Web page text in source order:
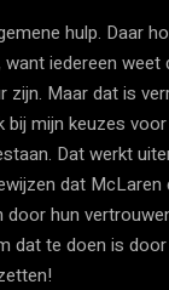
hulp. Daar
iedereen weet
zijn. Maar dat is
bij mijn keuzes
Dat werkt
dat
door hun
dat te doen is